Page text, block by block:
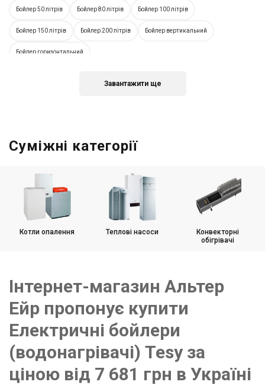
Бойлер 50 літрів Бойлер 80 літрів Бойлер 100 літрів
Бойлер 150 літрів Бойлер 200 літрів Бойлер вертикальний
Бойлер горизонтальний
Завантажити ще
Суміжні категорії
Котли опалення Теплові насоси
Конвекторні
обігрівачі
Інтернет-магазин Альтер
Ейр пропонує купити
Електричні бойлери
(водонагрівачі) Tesy за
ціною від 7 681 грн в Україні